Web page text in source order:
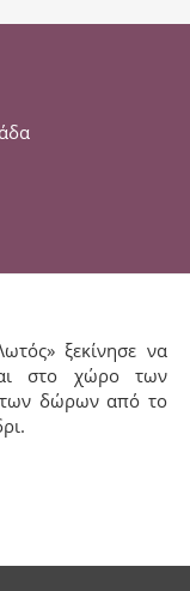
ξεκίνησε να
στο χώρο των
των δώρων από το